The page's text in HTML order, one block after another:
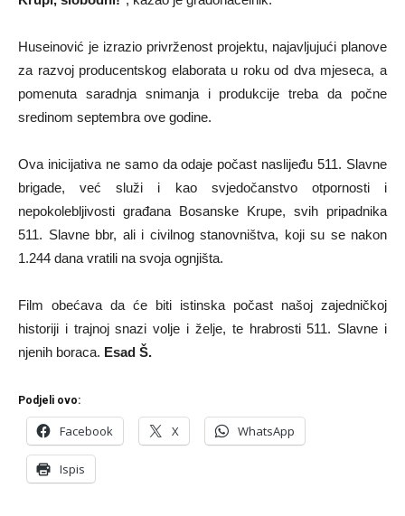
Huseinović je izrazio privrženost projektu, najavljujući planove
za razvoj producentskog elaborata u roku od dva mjeseca, a
pomenuta saradnja snimanja i produkcije treba da počne
sredinom septembra ove godine.
Ova inicijativa ne samo da odaje počast naslijeđu 511. Slavne
brigade, već služi i kao svjedočanstvo otpornosti i
nepokolebljivosti građana Bosanske Krupe, svih pripadnika
511. Slavne bbr, ali i civilnog stanovništva, koji su se nakon
1.244 dana vratili na svoja ognjišta.
Film obećava da će biti istinska počast našoj zajedničkoj
historiji i trajnoj snazi volje i želje, te hrabrosti 511. Slavne i
njenih boraca. Esad Š.
Podjeli ovo:
Facebook X WhatsApp
Ispis